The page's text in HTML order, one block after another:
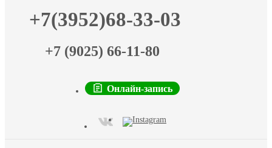
+7(3952)68-33-03
+7 (9025) 66-11-80
Онлайн-запись